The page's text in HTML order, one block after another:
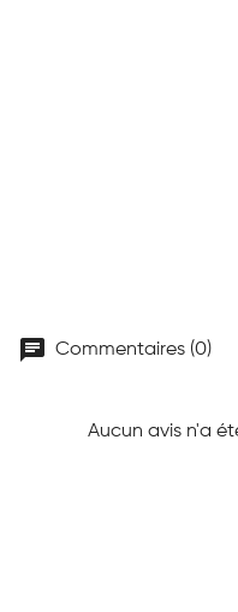
chat Commentaires (0)
Aucun avis n'a